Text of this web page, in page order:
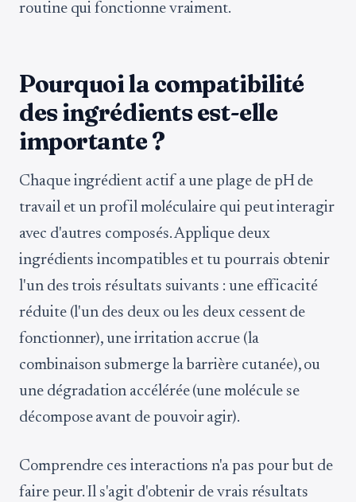
routine qui fonctionne vraiment.
Pourquoi la compatibilité
des ingrédients est-elle
importante ?
Chaque ingrédient actif a une plage de pH de
travail et un profil moléculaire qui peut interagir
avec d'autres composés. Applique deux
ingrédients incompatibles et tu pourrais obtenir
l'un des trois résultats suivants : une efficacité
réduite (l'un des deux ou les deux cessent de
fonctionner), une irritation accrue (la
combinaison submerge la barrière cutanée), ou
une dégradation accélérée (une molécule se
décompose avant de pouvoir agir).
Comprendre ces interactions n'a pas pour but de
faire peur. Il s'agit d'obtenir de vrais résultats